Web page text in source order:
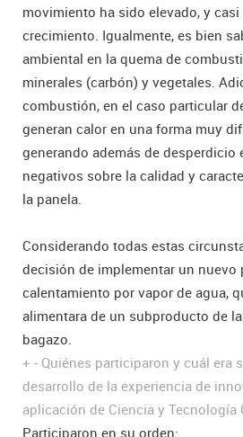
movimiento ha sido elevado, y
crecimiento. Igualmente, es bien
ambiental en la quema de
minerales (carbón) y vegetales.
combustión, en el caso particular
generan calor en una forma muy
generando además de desperdicio
negativos sobre la calidad y
la panela.
Considerando todas estas
decisión de implementar un nuevo
calentamiento por vapor de agua,
alimentara de un subproducto de
bagazo.
+ - Quiénes participaron y cuál era
desarrollo de la experiencia de
aplicación de Ciencia y Tecnología
Participaron en su orden: